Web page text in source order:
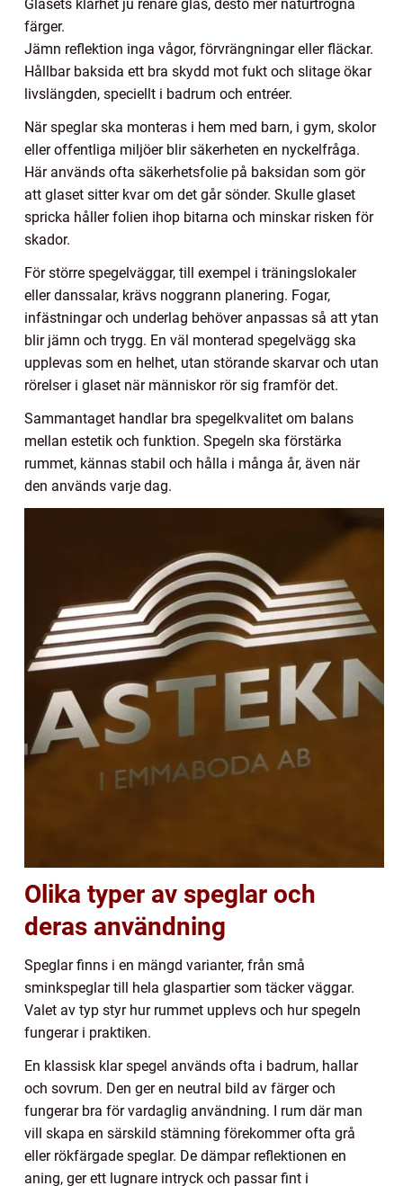
Glasets klarhet ju renare glas, desto mer naturtrogna
färger.
Jämn reflektion inga vågor, förvrängningar eller fläckar.
Hållbar baksida ett bra skydd mot fukt och slitage ökar
livslängden, speciellt i badrum och entréer.
När speglar ska monteras i hem med barn, i gym, skolor
eller offentliga miljöer blir säkerheten en nyckelfråga.
Här används ofta säkerhetsfolie på baksidan som gör
att glaset sitter kvar om det går sönder. Skulle glaset
spricka håller folien ihop bitarna och minskar risken för
skador.
För större spegelväggar, till exempel i träningslokaler
eller danssalar, krävs noggrann planering. Fogar,
infästningar och underlag behöver anpassas så att ytan
blir jämn och trygg. En väl monterad spegelvägg ska
upplevas som en helhet, utan störande skarvar och utan
rörelser i glaset när människor rör sig framför det.
Sammantaget handlar bra spegelkvalitet om balans
mellan estetik och funktion. Spegeln ska förstärka
rummet, kännas stabil och hålla i många år, även när
den används varje dag.
Olika typer av speglar och
deras användning
Speglar finns i en mängd varianter, från små
sminkspeglar till hela glaspartier som täcker väggar.
Valet av typ styr hur rummet upplevs och hur spegeln
fungerar i praktiken.
En klassisk klar spegel används ofta i badrum, hallar
och sovrum. Den ger en neutral bild av färger och
fungerar bra för vardaglig användning. I rum där man
vill skapa en särskild stämning förekommer ofta grå
eller rökfärgade speglar. De dämpar reflektionen en
aning, ger ett lugnare intryck och passar fint i